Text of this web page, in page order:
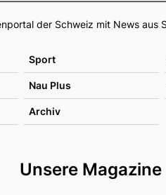
Footer
der Schweiz mit News aus
Sport
Nau Plus
Archiv
Unsere Magazine